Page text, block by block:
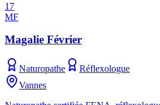
17
MF
Magalie Février
Naturopathe
Réflexologue
Vannes